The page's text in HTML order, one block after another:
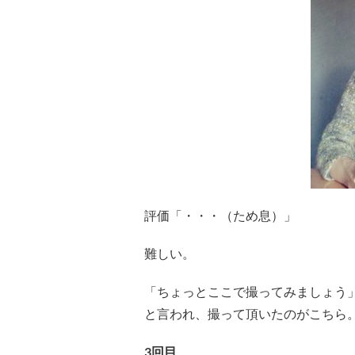
評価「・・・（ため息）」
難しい。
「ちょっとここで撮ってみましょう
と言われ、撮って頂いたのがこちら
3回目